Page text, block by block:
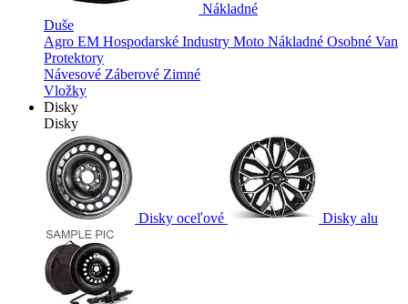
Nákladné
Duše
Agro EM Hospodarské Industry Moto Nákladné Osobné Van
Protektory
Návesové Záberové Zimné
Vložky
Disky
Disky
Disky oceľové Disky alu